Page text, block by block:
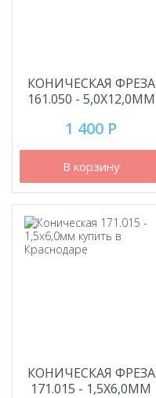
КОНИЧЕСКАЯ ФРЕЗА
161.050 - 5,0Х12,0ММ
1 400 Р
В корзину
КОНИЧЕСКАЯ ФРЕЗА
171.015 - 1,5Х6,0ММ